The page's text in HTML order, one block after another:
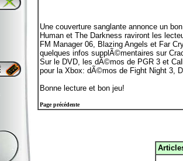
Une couverture sanglante annonce un
Human et The Darkness raviront les
FM Manager 06, Blazing Angels et Far
quelques infos supplÃ©mentaires sur
Sur le DVD, les dÃ©mos de PGR 3 et
pour la Xbox: dÃ©mos de Fight Night 3,
Bonne lecture et bon jeu!
Page précédente